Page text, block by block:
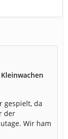
Kleinwachen
gespielt, da
der
Wir ham